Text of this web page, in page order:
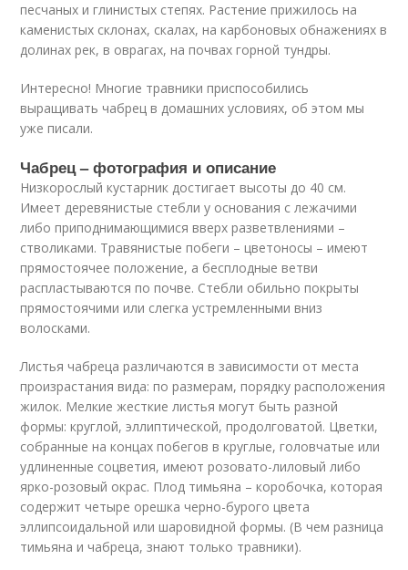
песчаных и глинистых степях. Растение прижилось на
каменистых склонах, скалах, на карбоновых обнажениях в
долинах рек, в оврагах, на почвах горной тундры.
Интересно! Многие травники приспособились
выращивать чабрец в домашних условиях, об этом мы
уже писали.
Чабрец – фотография и описание
Низкорослый кустарник достигает высоты до 40 см.
Имеет деревянистые стебли у основания с лежачими
либо приподнимающимися вверх разветвлениями –
стволиками. Травянистые побеги – цветоносы – имеют
прямостоячее положение, а бесплодные ветви
распластываются по почве. Стебли обильно покрыты
прямостоячими или слегка устремленными вниз
волосками.
Листья чабреца различаются в зависимости от места
произрастания вида: по размерам, порядку расположения
жилок. Мелкие жесткие листья могут быть разной
формы: круглой, эллиптической, продолговатой. Цветки,
собранные на концах побегов в круглые, головчатые или
удлиненные соцветия, имеют розовато-лиловый либо
ярко-розовый окрас. Плод тимьяна – коробочка, которая
содержит четыре орешка черно-бурого цвета
эллипсоидальной или шаровидной формы. (В чем разница
тимьяна и чабреца, знают только травники).